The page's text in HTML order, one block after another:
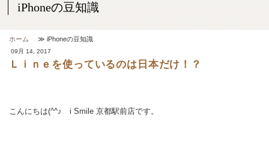
iPhoneの豆知識
ホーム ≫ iPhoneの豆知識
09月 14, 2017
Ｌｉｎｅを使っているのは日本だけ！？
こんにちは(^^♪ i Smile 京都駅前店です。